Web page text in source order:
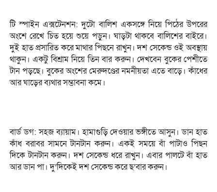
টি স্পাইন এক্সটেনশন: দুটো বালিশ একসঙ্গে নিয়ে পিঠের উপরের
অংশে রেখে চিত হয়ে শুয়ে পড়ুন। ঘাড়টা থাকবে বালিশের বাইরে।
দুই হাত প্রসারিত করে মাথার পিছনে রাখুন। দশ সেকেন্ড ওই অবস্থায়
থাকুন। একটু বিশ্রাম নিয়ে তিন বার করুন। দেখবেন বুকের পেশীতে
টান পড়ছে। বুকের অংশের মেরুদণ্ডের নমনীয়তা এতে বাড়ে। কাঁধের
আর ঘাড়ের ব্যথার সম্ভাবনা কমে।
বার্ড ডগ: সহজ ব্যায়াম। হামাগুড়ি দেওয়ার ভঙ্গীতে আসুন। ডান হাত
কাঁধ বরাবর সামনে টানটান করুন। একই সময়ে বাঁ পাটাও পিছন
দিকে টানটান করুন। দশ সেকেন্ড ধরে রাখুন। এবার পালটে বাঁ হাত
আর ডান পা। দু’দিকেই দশ সেকেন্ড করে ছ’বার করুন।